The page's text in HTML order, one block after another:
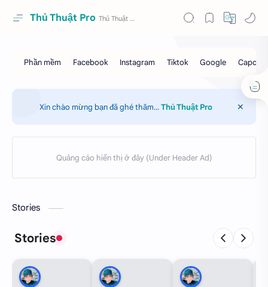
Thủ Thuật Pro
Xin chào mừng bạn đã ghé thăm...Thủ Thuật Pro
Stories
Stories